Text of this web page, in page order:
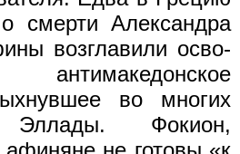
смерти Александра
возглавили осво­
антимакедонское
во многих
Эллады. Фокион,